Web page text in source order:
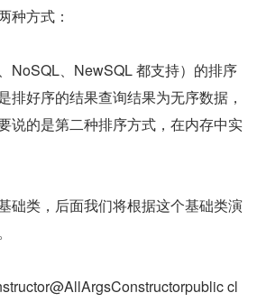
种方式：
NoSQL、NewSQL 都支持）的排序
排好序的结果查询结果为无序数据，
说的是第二种排序方式，在内存中实
础类，后面我们将根据这个基础类演
cl